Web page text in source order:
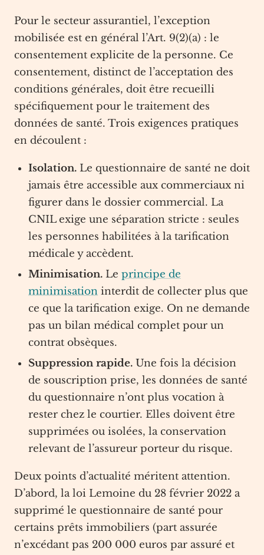
Pour le secteur assurantiel, l’exception
mobilisée est en général l’Art. 9(2)(a) : le
consentement explicite de la personne. Ce
consentement, distinct de l’acceptation des
conditions générales, doit être recueilli
spécifiquement pour le traitement des
données de santé. Trois exigences pratiques
en découlent :
Isolation. Le questionnaire de santé ne doit
jamais être accessible aux commerciaux ni
figurer dans le dossier commercial. La
CNIL exige une séparation stricte : seules
les personnes habilitées à la tarification
médicale y accèdent.
Minimisation. Le principe de
minimisation interdit de collecter plus que
ce que la tarification exige. On ne demande
pas un bilan médical complet pour un
contrat obsèques.
Suppression rapide. Une fois la décision
de souscription prise, les données de santé
du questionnaire n’ont plus vocation à
rester chez le courtier. Elles doivent être
supprimées ou isolées, la conservation
relevant de l’assureur porteur du risque.
Deux points d’actualité méritent attention.
D’abord, la loi Lemoine du 28 février 2022 a
supprimé le questionnaire de santé pour
certains prêts immobiliers (part assurée
n’excédant pas 200 000 euros par assuré et